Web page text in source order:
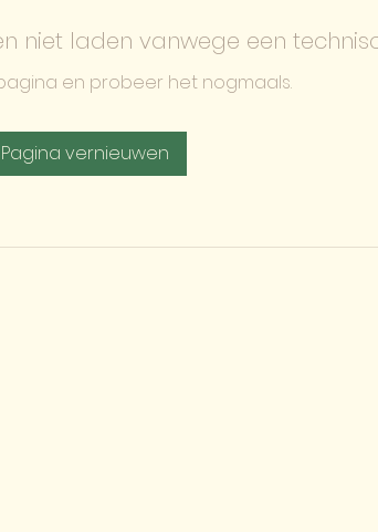
niet laden vanwege een
en probeer het nogmaals.
Pagina vernieuwen